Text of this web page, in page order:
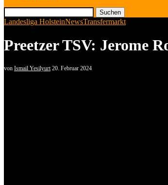
Suchen
Landesliga HolsteinNewsTransfermarkt
Preetzer TSV: Jerome
von Ismail Yesilyurt 20. Februar 2024